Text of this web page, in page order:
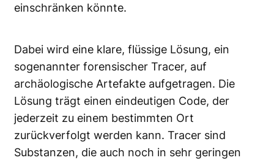
einschränken könnte.
Dabei wird eine klare, flüssige Lösung, ein
sogenannter forensischer Tracer, auf
archäologische Artefakte aufgetragen. Die
Lösung trägt einen eindeutigen Code, der
jederzeit zu einem bestimmten Ort
zurückverfolgt werden kann. Tracer sind
Substanzen, die auch noch in sehr geringen